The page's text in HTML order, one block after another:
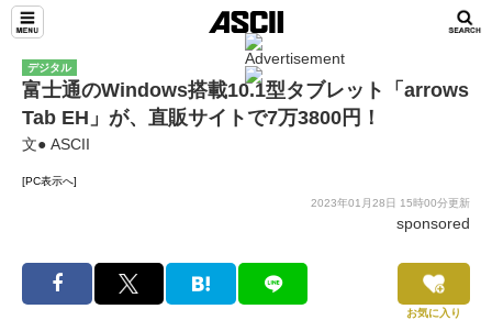
デジタル
富士通のWindows搭載10.1型タブレット「arrows
Tab EH」が、直販サイトで7万3800円！
文● ASCII
[PC表示へ]
2023年01月28日 15時00分更新
sponsored
お気に入り